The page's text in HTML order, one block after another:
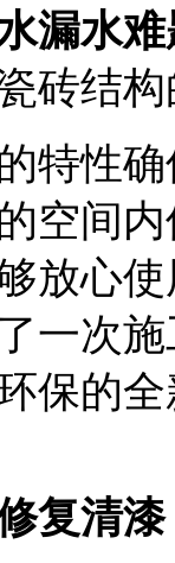
漏水
砖结构
特性
空间
放心
一次
保的
复清漆